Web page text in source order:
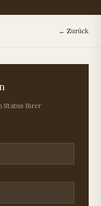
← Zurück
Status Ihrer